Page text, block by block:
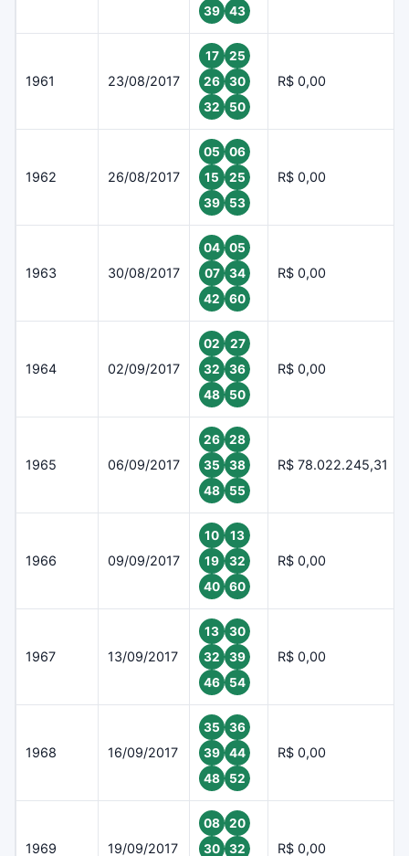
39
43
1961 23/08/2017
17
25
26
30
32
50
R$ 0,00
1962 26/08/2017
05
06
15
25
39
53
R$ 0,00
1963 30/08/2017
04
05
07
34
42
60
R$ 0,00
1964 02/09/2017
02
27
32
36
48
50
R$ 0,00
1965 06/09/2017
26
28
35
38
48
55
R$ 78.022.245,31
1966 09/09/2017
10
13
19
32
40
60
R$ 0,00
1967 13/09/2017
13
30
32
39
46
54
R$ 0,00
1968 16/09/2017
35
36
39
44
48
52
R$ 0,00
1969 19/09/2017
08
20
30
32 R$ 0,00